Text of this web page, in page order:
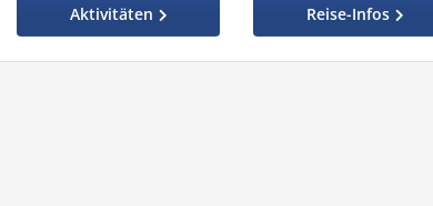
Aktivitäten Reise-Infos